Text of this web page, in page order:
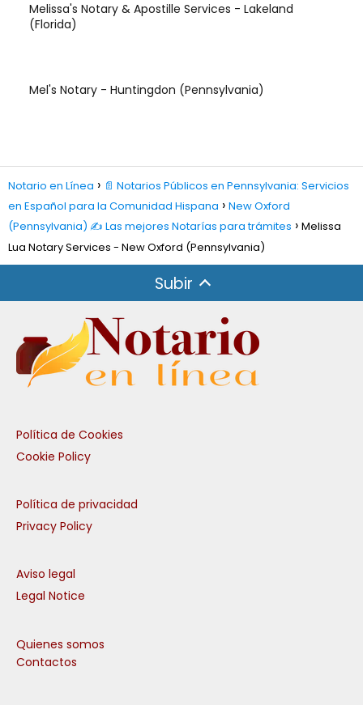
Melissa's Notary & Apostille Services - Lakeland
(Florida)
Mel's Notary - Huntingdon (Pennsylvania)
Notario en Línea
📄 Notarios Públicos en Pennsylvania: Servicios
en Español para la Comunidad Hispana
New Oxford
(Pennsylvania) ✍️ Las mejores Notarías para trámites
Melissa
Lua Notary Services - New Oxford (Pennsylvania)
Subir
Política de Cookies
Cookie Policy
Política de privacidad
Privacy Policy
Aviso legal
Legal Notice
Quienes somos
Contactos